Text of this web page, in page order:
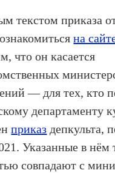
текстом приказа
на
что он касается
— для тех, кто
департаменту
приказ депкульта,
Указанные в нём
совпадают с